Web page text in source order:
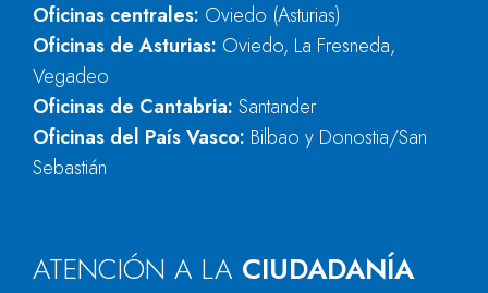
Oficinas centrales: Oviedo (Asturias)
Oficinas de Asturias: Oviedo, La Fresneda,
Vegadeo
Oficinas de Cantabria: Santander
Oficinas del País Vasco: Bilbao y Donostia/San
Sebastián
ATENCIÓN A LA CIUDADANÍA